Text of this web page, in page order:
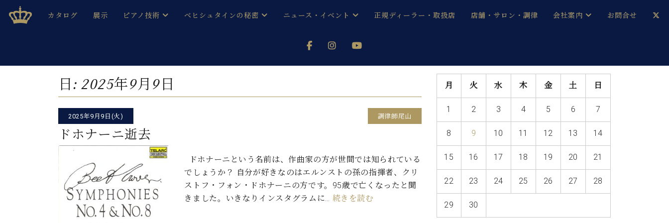
ベヒシュタインジャパン公式サイト
BECHSTEIN JAPAN Official Site
カタログ
C.ベヒシュタイン コンサート / C.ベヒシュタイン レジデンス
C.ベヒシュタイン コンサート
展示 ピアノ技術
音色とタッチ
み
ピアノ製造番号
ベヒシュタインの秘密
ベヒシュタインを弾く前に
ベヒシュタイン・シューレ
ニュース・イベント
メルマガ会員登録ご案内
(お知らせ・メディア情報)
正規ディーラー・取扱店 店舗・サロン・調律
趣味から本格的に学ぶ方まで大歓迎。ベヒシュタイン・シューレ音楽教室
ベヒシュタイン・セントラム 東京
ホール・スタジオレンタル
ホール・スタジオ空き状況
動画収録サービス
本社：八王子・技術営業センター
スタッフご挨拶
技術者紹介
展示情報【ユーロピアノ特選中古】
イベント情報
八王子工房ブログ
会社案内
ベヒシュタイン・ジャパンブログ
お問合せ
日: 2025年9月9日
2025年9月9日(火) 調律師尾山
ドホナーニ逝去
ドホナーニという名前は、作曲家の方が世間では知られている
でしょうか？ 自分が好きなのはエルンストの孫の指揮者、クリ
ストフ・フォン・ドホナーニの方です。95歳で亡くなったと聞
きました。いきなりインスタグラムに… 続きを読む
月 火 水 木 金 土 日
1 2 3 4 5 6 7
8 9 10 11 12 13 14
15 16 17 18 19 20 21
22 23 24 25 26 27 28
29 30